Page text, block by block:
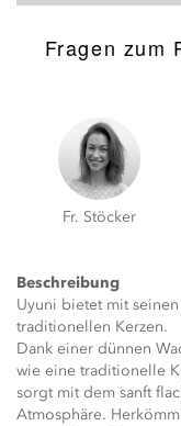
Fragen zum
Fr. Stöcker
Beschreibung
Uyuni bietet mit
traditionellen Kerzen.
Dank einer dünnen
wie eine traditionelle
sorgt mit dem sanft
Atmosphäre.